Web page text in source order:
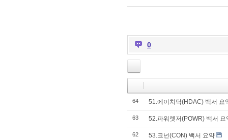
0
64 51.에이치닥(HDAC) 백서 요
63 52.파워렛저(POWR) 백서 요
62 53.코넌(CON) 백서 요약